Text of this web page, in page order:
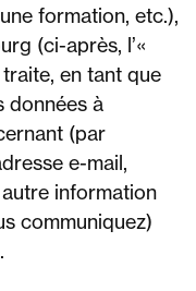
formation, etc.),
(ci-après, l’«
en tant que
données à
(par
e-mail,
information
communiquez)